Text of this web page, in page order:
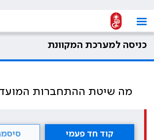
כניסה למערכת המקוונת
מה שיטת ההתחברות
קוד חד פעמי